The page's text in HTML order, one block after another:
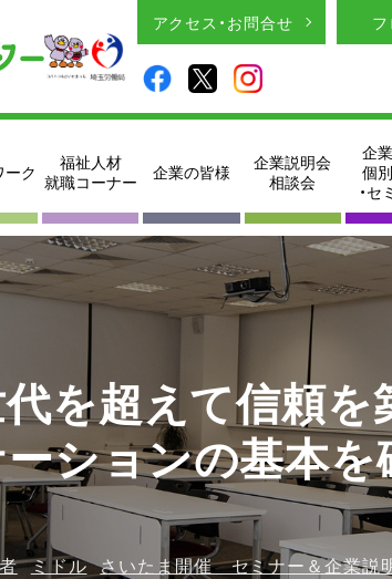
アクセス・お問合せ
ク
福祉人材
就職コーナー
企業の皆様
企業説明会
相談会
企
個
・セ
を超えて信頼を
ションの基本
ミドル さいたま開催 セミナー＆企業説